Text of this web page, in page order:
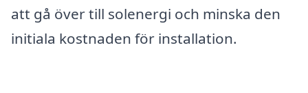
att gå över till solenergi och minska den
initiala kostnaden för installation.